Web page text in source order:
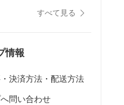
すべて見る
情報
決済方法・配送方法
問い合わせ